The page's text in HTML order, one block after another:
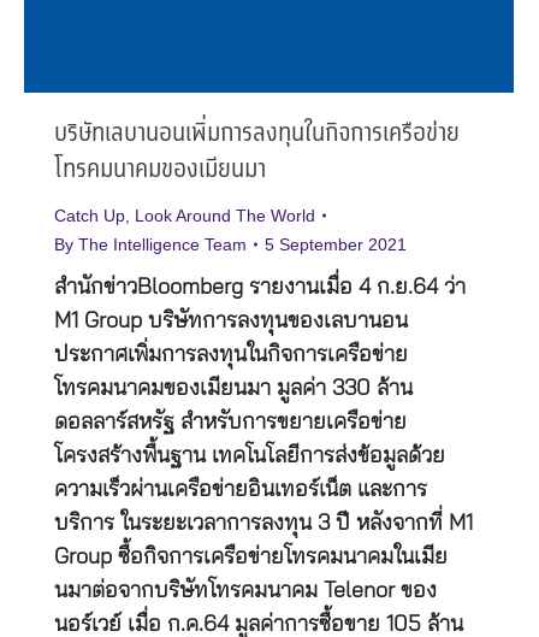
บริษัทเลบานอนเพิ่มการลงทุนในกิจการเครือข่าย
โทรคมนาคมของเมียนมา
Catch Up Look Around The World
By The Intelligence Team 5 September 2021
สำนักข่าวBloomberg รายงานเมื่อ 4 ก.ย.64 ว่า
M1 Group บริษัทการลงทุนของเลบานอน
ประกาศเพิ่มการลงทุนในกิจการเครือข่าย
โทรคมนาคมของเมียนมา มูลค่า 330 ล้าน
ดอลลาร์สหรัฐ สำหรับการขยายเครือข่าย
โครงสร้างพื้นฐาน เทคโนโลยีการส่งข้อมูลด้วย
ความเร็วผ่านเครือข่ายอินเทอร์เน็ต และการ
บริการ ในระยะเวลาการลงทุน 3 ปี หลังจากที่ M1
Group ซื้อกิจการเครือข่ายโทรคมนาคมในเมีย
นมาต่อจากบริษัทโทรคมนาคม Telenor ของ
นอร์เวย์ เมื่อ ก.ค.64 มูลค่าการซื้อขาย 105 ล้าน